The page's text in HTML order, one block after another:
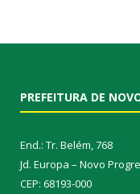
PREFEITURA DE
End.: Tr. Belém, 768
Jd. Europa – Novo
CEP: 68193-000